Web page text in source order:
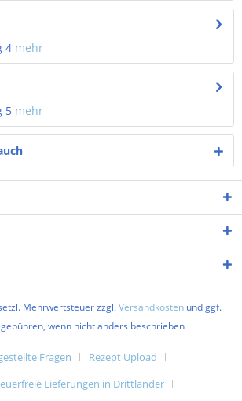
4 mehr
5 mehr
Mehrwertsteuer zzgl.Versandkosten und ggf.
wenn nicht anders beschrieben
Fragen
Rezept Upload
Lieferungen in Drittländer